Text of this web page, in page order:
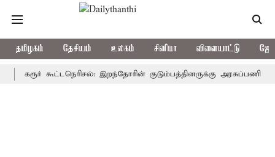
தமிழகம் தேசியம் உலகம் சினிமா விளையாட்டு
கூட்டநெரிசல்: இறந்தோரின் குடும்பத்தினருக்கு அரசுப்பணி வழக்கு;